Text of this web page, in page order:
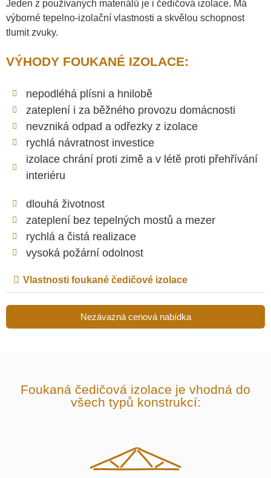
Jeden z používaných materiálů je i čedičová izolace. Má
výborné tepelno-izolační vlastnosti a skvělou schopnost
tlumit zvuky.
VÝHODY FOUKANÉ IZOLACE:
nepodléhá plísni a hnilobě
zateplení i za běžného provozu domácnosti
nevzniká odpad a odřezky z izolace
rychlá návratnost investice
izolace chrání proti zimě a v létě proti přehřívání
interiéru
dlouhá životnost
zateplení bez tepelných mostů a mezer
rychlá a čistá realizace
vysoká požární odolnost
Vlastnosti foukané čedičové izolace
Nezávazná cenová nabídka
Foukaná čedičová izolace je vhodná do
všech typů konstrukcí: